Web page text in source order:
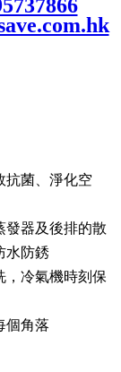
抗菌、淨化空
發器及後排的散
水防銹
，冷氣機時刻保
個角落